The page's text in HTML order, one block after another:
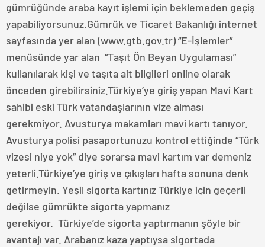
gümrüğünde araba kayıt işlemi için beklemeden geçiş
yapabiliyorsunuz.Gümrük ve Ticaret Bakanlığı internet
sayfasında yer alan (www.gtb.gov.tr) “E-İşlemler”
menüsünde yar alan “Taşıt Ön Beyan Uygulaması”
kullanılarak kişi ve taşıta ait bilgileri online olarak
önceden girebilirsiniz.Türkiye’ye giriş yapan Mavi Kart
sahibi eski Türk vatandaşlarının vize alması
gerekmiyor. Avusturya makamları mavi kartı tanıyor.
Avusturya polisi pasaportunuzu kontrol ettiğinde “Türk
vizesi niye yok” diye sorarsa mavi kartım var demeniz
yeterli.Türkiye’ye giriş ve çıkışları hafta sonuna denk
getirmeyin. Yeşil sigorta kartınız Türkiye için geçerli
değilse gümrükte sigorta yapmanız
gerekiyor. Türkiye’de sigorta yaptırmanın şöyle bir
avantajı var. Arabanız kaza yaptıysa sigortada